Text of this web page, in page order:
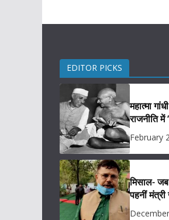
EDITOR PICKS
महात्मा
राजनीति में
February
मिसाल-
पहनीं